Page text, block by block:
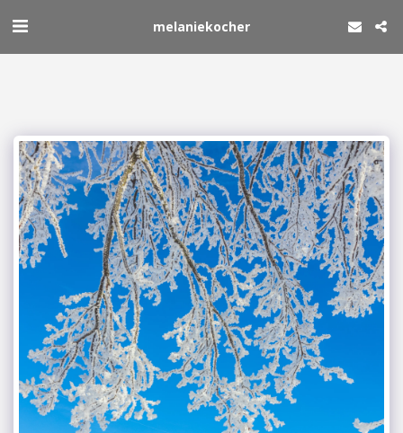
melaniekocher